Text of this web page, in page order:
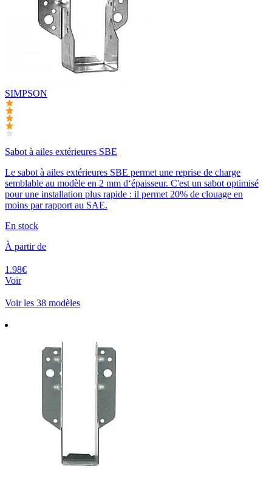
SIMPSON
Sabot à ailes extérieures SBE
Le sabot à ailes extérieures SBE permet une reprise de charge
semblable au modèle en 2 mm d‘épaisseur. C'est un sabot optimisé
pour une installation plus rapide : il permet 20% de clouage en
moins par rapport au SAE.
En stock
À partir de
1.98€
Voir
Voir les 38 modèles